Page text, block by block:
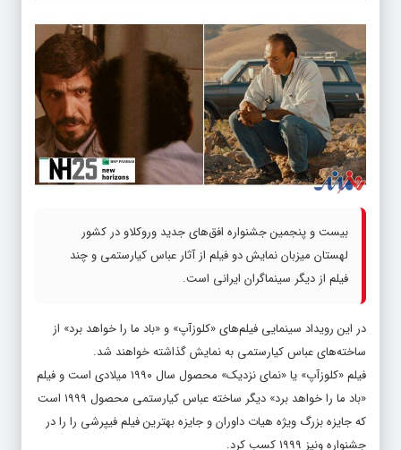
بیست و پنجمین جشنواره افق‌های جدید وروکلاو در کشور
لهستان میزبان نمایش دو فیلم از آثار عباس کیارستمی و چند
فیلم از دیگر سینماگران ایرانی است.
در این رویداد سینمایی فیلم‌های «کلوزآپ» و «باد ما را خواهد برد» از
ساخته‌های عباس کیارستمی به نمایش گذاشته خواهند شد.
فیلم «کلوزآپ» یا «نمای نزدیک» محصول سال ۱۹۹۰ میلادی است و فیلم
«باد ما را خواهد برد» دیگر ساخته عباس کیارستمی محصول ۱۹۹۹ است
که جایزه بزرگ ویژه هیات داوران و جایزه بهترین فیلم فیپرشی را را در
جشنواره ونیز ۱۹۹۹ کسب کرد.